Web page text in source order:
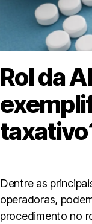
Rol da
Dentre as
operadoras,
procedimento no